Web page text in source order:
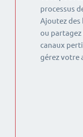
processus
Ajoutez des
ou partagez
canaux
gérez votre